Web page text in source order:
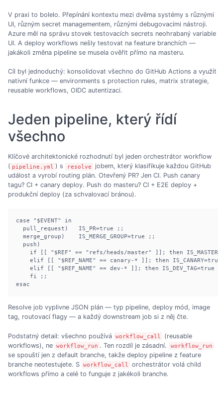
V praxi to bolelo. Přepínání kontextu mezi dvěma systémy s různými
UI, různým secret managementem, různými debugovacími nástroji.
Azure měl na správu stovek testovacích secrets neohrabaný variable
UI. A deploy workflows nešly testovat na feature branchích —
jakákoli změna pipeline se musela ověřit přímo na masteru.
Cíl byl jednoduchý: konsolidovat všechno do GitHub Actions a využít
nativní funkce — environments s protection rules, matrix strategie,
reusable workflows, OIDC autentizaci.
Jeden pipeline, který řídí
všechno
Klíčové architektonické rozhodnutí byl jeden orchestrátor workflow
( pipeline.yml ) s resolve
jobem, který klasifikuje každou GitHub
událost a vyrobí routing plán. Otevřený PR? Jen CI. Push canary
tagu? CI + canary deploy. Push do masteru? CI + E2E deploy +
produkční deploy (za schvalovací bránou).
case "$EVENT" in
  pull_request)   IS_PR=true ;;
  merge_group)    IS_MERGE_GROUP=true ;;
  push)
if [[ "$REF" == "refs/heads/master" ]]; then
    elif [[ "$REF_NAME" == canary-* ]]; then IS_CANARY=true
    elif [[ "$REF_NAME" == dev-* ]]; then IS_DEV_TAG=true
    fi ;;
esac
Resolve job vyplivne JSON plán — typ pipeline, deploy mód, image
tag, routovací flagy — a každý downstream job si z něj čte.
Podstatný detail: všechno používá workflow_call
(reusable
workflows), ne workflow_run . Ten rozdíl je zásadní. workflow_run
se spouští jen z default branche, takže deploy pipeline z feature
branche neotestujete. S workflow_call
orchestrátor volá child
workflows přímo a celé to funguje z jakékoli branche.